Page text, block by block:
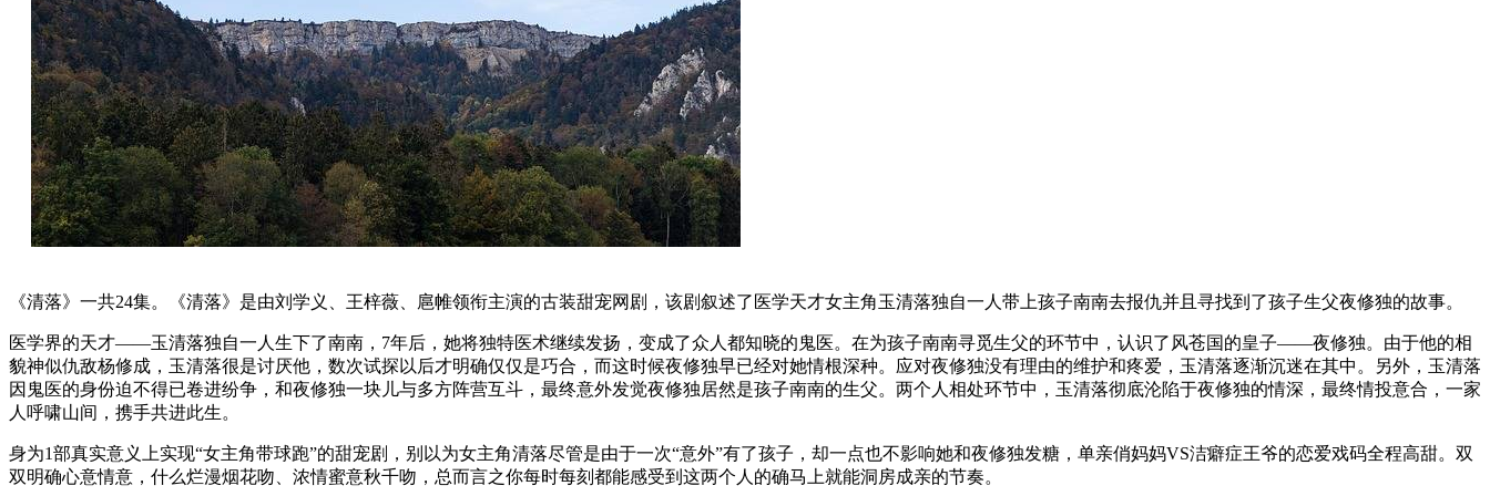
《清落》一共24集。《清落》是由刘学义、王梓薇、扈帷领衔主演的古装甜宠网剧，该剧叙述了医学天才女主角玉清落独自一人带上孩子南南去报仇并且寻找到了孩子生父夜修独的故事。
医学界的天才——玉清落独自一人生下了南南，7年后，她将独特医术继续发扬，变成了众人都知晓的鬼医。在为孩子南南寻觅生父的环节中，认识了风苍国的皇子——夜修独。由于他的相
貌神似仇敌杨修成，玉清落很是讨厌他，数次试探以后才明确仅仅是巧合，而这时候夜修独早已经对她情根深种。应对夜修独没有理由的维护和疼爱，玉清落逐渐沉迷在其中。另外，玉清落
因鬼医的身份迫不得已卷进纷争，和夜修独一块儿与多方阵营互斗，最终意外发觉夜修独居然是孩子南南的生父。两个人相处环节中，玉清落彻底沦陷于夜修独的情深，最终情投意合，一家
人呼啸山间，携手共进此生。
身为1部真实意义上实现“女主角带球跑”的甜宠剧，别以为女主角清落尽管是由于一次“意外”有了孩子，却一点也不影响她和夜修独发糖，单亲俏妈妈VS洁癖症王爷的恋爱戏码全程高甜。双
双明确心意情意，什么烂漫烟花吻、浓情蜜意秋千吻，总而言之你每时每刻都能感受到这两个人的确马上就能洞房成亲的节奏。